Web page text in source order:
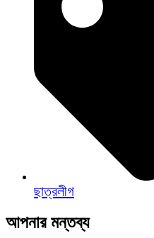
ছাত্রলীগ
আপনার মন্তব্য